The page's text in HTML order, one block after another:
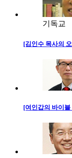
기독교
[김인수 목사의
[여인갑의 바이